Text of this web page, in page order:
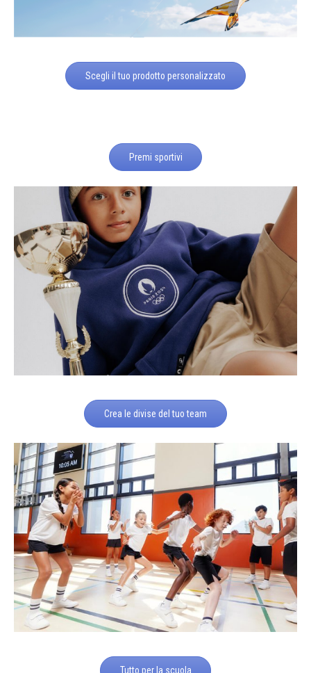
Scegli il tuo prodotto personalizzato
Premi sportivi
Crea le divise del tuo team
Tutto per la scuola